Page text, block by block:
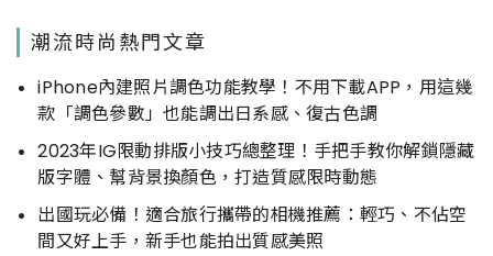
潮流時尚熱門文章
iPhone內建照片調色功能教學！不用下載APP，用這幾
款「調色參數」也能調出日系感、復古色調
2023年IG限動排版小技巧總整理！手把手教你解鎖隱藏
版字體、幫背景換顏色，打造質感限時動態
出國玩必備！適合旅行攜帶的相機推薦：輕巧、不佔空
間又好上手，新手也能拍出質感美照